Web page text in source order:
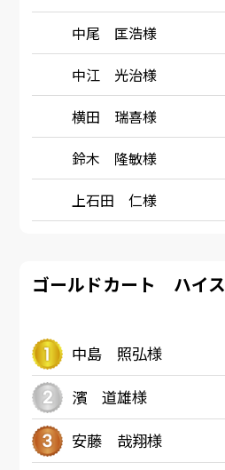
中尾 匡浩様
中江 光治様
横田 瑞喜様
鈴木 隆敏様
上石田 仁様
ゴールドカート ハイ
中島 照弘様
濱 道雄様
安藤 哉翔様